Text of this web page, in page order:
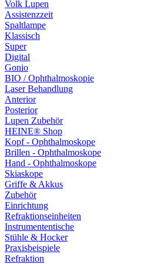
Volk Lupen
Assistenzzeit
Spaltlampe
Klassisch
Super
Digital
Gonio
BIO / Ophthalmoskopie
Laser Behandlung
Anterior
Posterior
Lupen Zubehör
HEINE® Shop
Kopf - Ophthalmoskope
Brillen - Ophthalmoskope
Hand - Ophthalmoskope
Skiaskope
Griffe & Akkus
Zubehör
Einrichtung
Refraktionseinheiten
Instrumententische
Stühle & Hocker
Praxisbeispiele
Refraktion